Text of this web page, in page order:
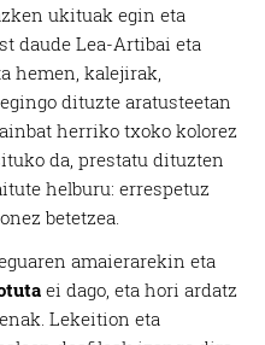
ukituak egin eta
daude Lea-Artibai eta
hemen, kalejirak,
dituzte aratusteetan
herriko txoko kolorez
da, prestatu dituzten
helburu: errespetuz
betetzea.
amaierarekin eta
ei dago, eta hori ardatz
Lekeition eta